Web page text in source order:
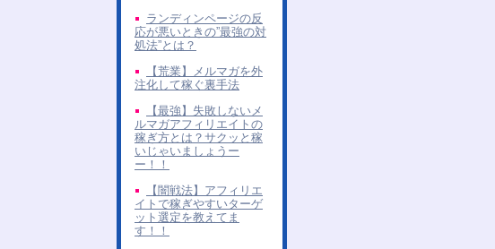
ランディンページの反
応が悪いときの”最強の対
処法”とは？
【荒業】メルマガを外
注化して稼ぐ裏手法
【最強】失敗しないメ
ルマガアフィリエイトの
稼ぎ方とは？サクッと稼
いじゃいましょうー
ー！！
【闇戦法】アフィリエ
イトで稼ぎやすいターゲ
ット選定を教えてま
す！！